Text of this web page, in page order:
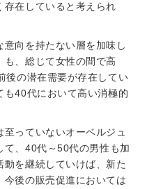
存在していると考えられ
向を持たない層を加味し
、総じて女性の間で高
後の潜在需要が存在してい
も40代において高い消極的
っていないオーベルジュ
て、40代～50代の男性も加
を継続していけば、新た
後の販売促進においては